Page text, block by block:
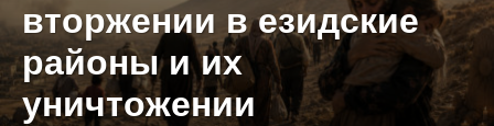
вторжении в езидские
районы и их
уничтожении